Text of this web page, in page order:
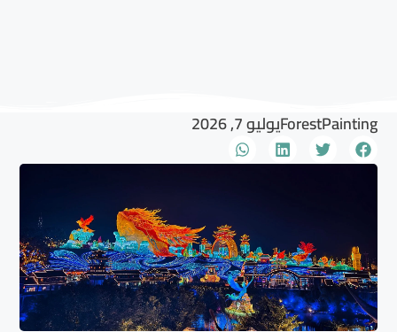
ForestPaintingيوليو 7, 2026